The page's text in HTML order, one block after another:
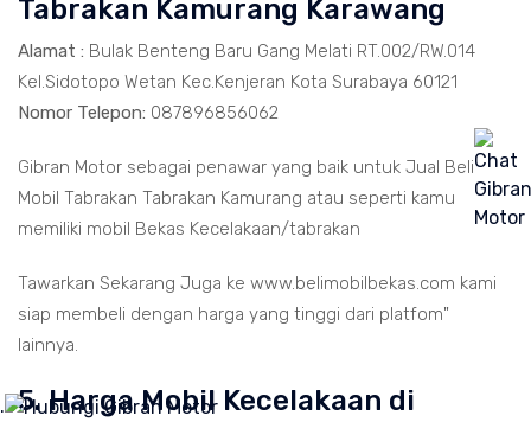
Tabrakan Kamurang Karawang
Alamat : Bulak Benteng Baru Gang Melati RT.002/RW.014
Kel.Sidotopo Wetan Kec.Kenjeran Kota Surabaya 60121
Nomor Telepon: 087896856062
Gibran Motor sebagai penawar yang baik untuk Jual Beli
Mobil Tabrakan Tabrakan Kamurang atau seperti kamu
memiliki mobil Bekas Kecelakaan/tabrakan
Tawarkan Sekarang Juga ke www.belimobilbekas.com kami
siap membeli dengan harga yang tinggi dari platfom"
lainnya.
5. Harga Mobil Kecelakaan di
.